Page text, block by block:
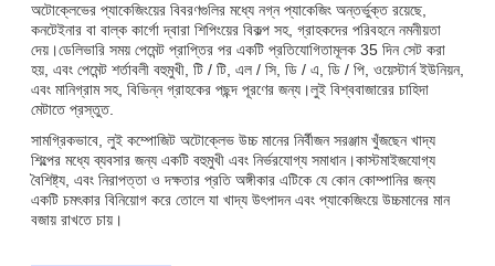
অটোক্লেভের প্যাকেজিংয়ের বিবরণগুলির মধ্যে নগ্ন প্যাকেজিং অন্তর্ভুক্ত রয়েছে,
কনটেইনার বা বাল্ক কার্গো দ্বারা শিপিংয়ের বিকল্প সহ, গ্রাহকদের পরিবহনে নমনীয়তা
দেয়।ডেলিভারি সময় পেমেন্ট প্রাপ্তির পর একটি প্রতিযোগিতামূলক 35 দিন সেট করা
হয়, এবং পেমেন্ট শর্তাবলী বহুমুখী, টি / টি, এল / সি, ডি / এ, ডি / পি, ওয়েস্টার্ন ইউনিয়ন,
এবং মানিগ্রাম সহ, বিভিন্ন গ্রাহকের পছন্দ পূরণের জন্য।লুই বিশ্ববাজারের চাহিদা
মেটাতে প্রস্তুত.
সামগ্রিকভাবে, লুই কম্পোজিট অটোক্লেভ উচ্চ মানের নির্বীজন সরঞ্জাম খুঁজছেন খাদ্য
শিল্পের মধ্যে ব্যবসার জন্য একটি বহুমুখী এবং নির্ভরযোগ্য সমাধান।কাস্টমাইজযোগ্য
বৈশিষ্ট্য, এবং নিরাপত্তা ও দক্ষতার প্রতি অঙ্গীকার এটিকে যে কোন কোম্পানির জন্য
একটি চমৎকার বিনিয়োগ করে তোলে যা খাদ্য উৎপাদন এবং প্যাকেজিংয়ে উচ্চমানের মান
বজায় রাখতে চায়।